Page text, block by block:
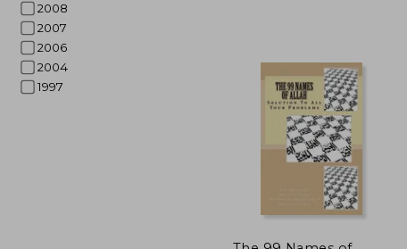
2008
2007
2006
2004
1997
40%